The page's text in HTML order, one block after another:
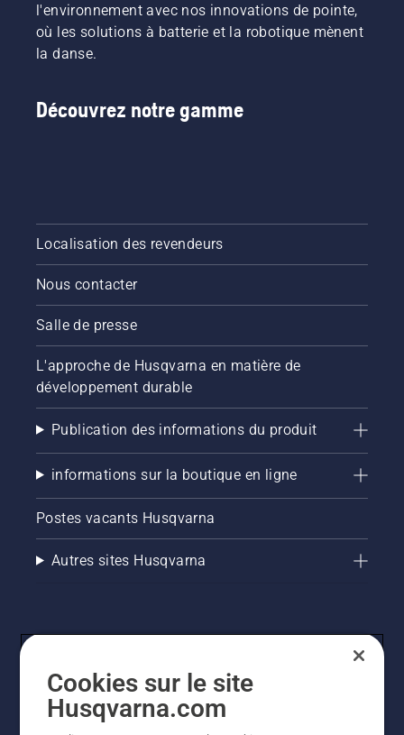
l'environnement avec nos innovations de pointe,
où les solutions à batterie et la robotique mènent
la danse.
Découvrez notre gamme
Localisation des revendeurs
Nous contacter
Salle de presse
L'approche de Husqvarna en matière de
développement durable
Publication des informations du produit
informations sur la boutique en ligne
Postes vacants Husqvarna
Autres sites Husqvarna
Cookies sur le site
Husqvarna.com